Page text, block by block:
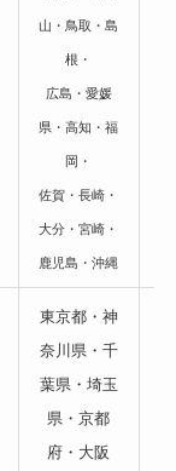
山・鳥取・島
根・
広島・愛媛
県・高知・福
岡・
佐賀・長崎・
大分・宮崎・
鹿児島・沖縄
東京都・神
奈川県・千
葉県・埼玉
県・京都
府・大阪